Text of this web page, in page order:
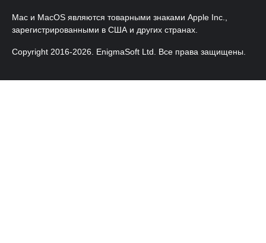
Mac и MacOS являются товарными знаками Apple Inc.,
зарегистрированными в США и других странах.
Copyright 2016-2026. EnigmaSoft Ltd. Все права защищены.